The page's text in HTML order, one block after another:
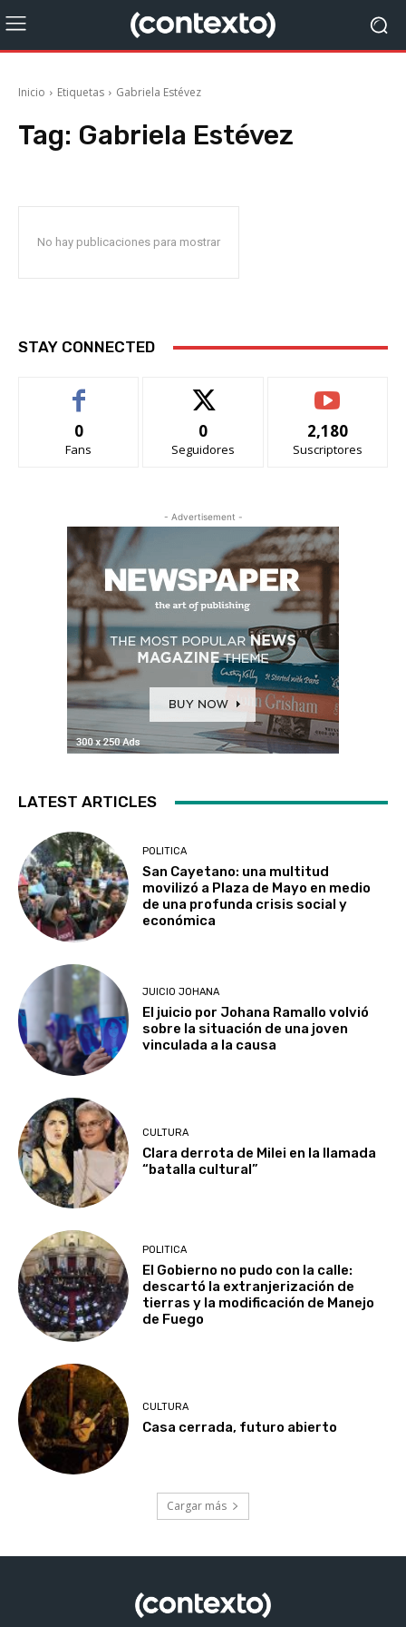
Inicio Etiquetas Gabriela Estévez
Tag: Gabriela Estévez
No hay publicaciones para mostrar
STAY CONNECTED
0
Fans
0
Seguidores
2,180
Suscriptores
- Advertisement -
LATEST ARTICLES
POLITICA
San Cayetano: una multitud
movilizó a Plaza de Mayo en medio
de una profunda crisis social y
económica
JUICIO JOHANA
El juicio por Johana Ramallo volvió
sobre la situación de una joven
vinculada a la causa
CULTURA
Clara derrota de Milei en la llamada
“batalla cultural”
POLITICA
El Gobierno no pudo con la calle:
descartó la extranjerización de
tierras y la modificación de Manejo
de Fuego
CULTURA
Casa cerrada, futuro abierto
Cargar más